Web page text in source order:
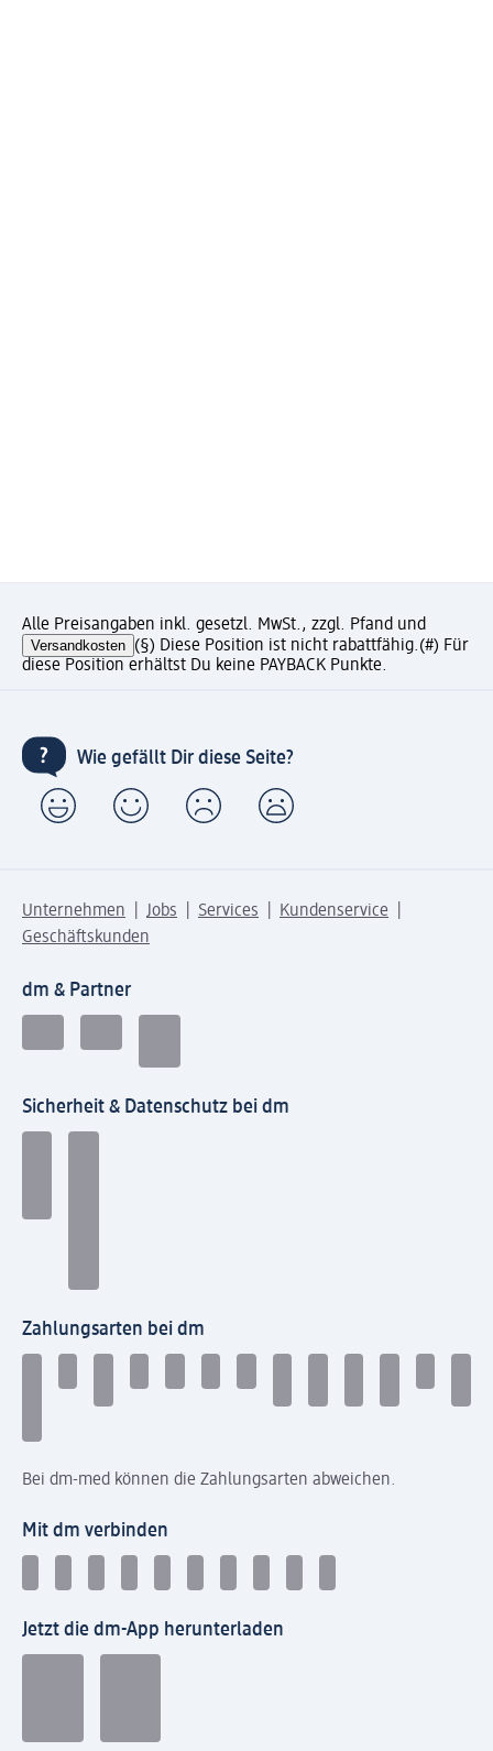
Alle Preisangaben inkl. gesetzl. MwSt., zzgl. Pfand und
Versandkosten (§) Diese Position ist nicht rabattfähig.(#) Für
diese Position erhältst Du keine PAYBACK Punkte.
Wie gefällt Dir diese Seite?
Unternehmen Jobs Services
Kundenservice
Geschäftskunden
dm & Partner
Sicherheit & Datenschutz bei dm
Zahlungsarten bei dm
Bei dm-med können die Zahlungsarten abweichen.
Mit dm verbinden
Jetzt die dm-App herunterladen